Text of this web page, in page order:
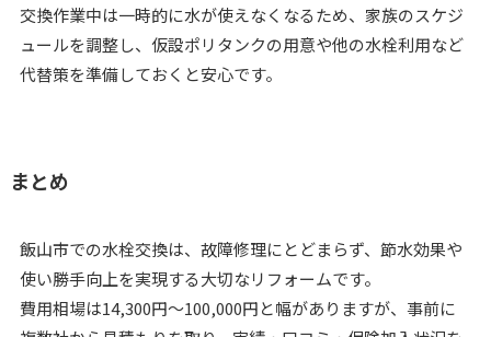
交換作業中は一時的に水が使えなくなるため、家族のスケジ
ュールを調整し、仮設ポリタンクの用意や他の水栓利用など
代替策を準備しておくと安心です。
まとめ
飯山市での水栓交換は、故障修理にとどまらず、節水効果や
使い勝手向上を実現する大切なリフォームです。
費用相場は14,300円～100,000円と幅がありますが、事前に